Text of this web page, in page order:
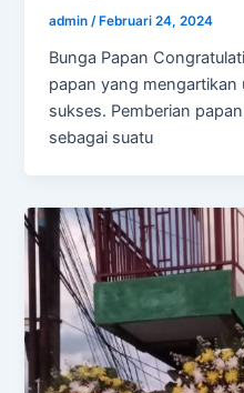
admin/Februari 24, 2024
Bunga Papan
papan yang mengartikan
sukses. Pemberian
sebagai suatu